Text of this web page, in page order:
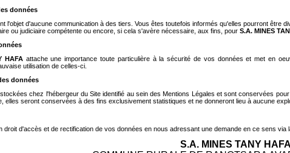
données
l'objet d'aucune communication à des tiers. Vous êtes toutefois informés qu'elles pourront être
ou judiciaire compétente ou encore, si cela s'avère nécessaire, aux fins, pour S.A. MINES
HAFAattache une importance toute particulière à la sécurité de vos données et met en
utilisation de celles-ci.
données
chez l'hébergeur du Site identifié au sein des Mentions Légales et sont conservées
elles seront conservées à des fins exclusivement statistiques et ne donneront lieu à aucune
droit d'accès et de rectification de vos données en nous adressant une demande en ce sens
S.A. MINES TANY HAFA